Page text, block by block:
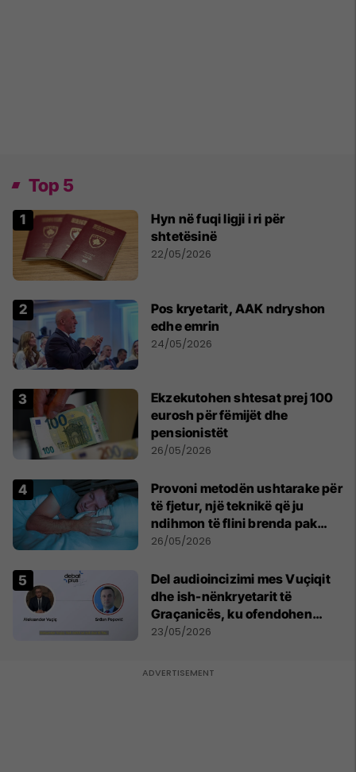
Top 5
Hyn në fuqi ligji i ri për
shtetësinë
22/05/2026
Pos kryetarit, AAK ndryshon
edhe emrin
24/05/2026
Ekzekutohen shtesat prej 100
eurosh për fëmijët dhe
pensionistët
26/05/2026
Provoni metodën ushtarake për
të fjetur, një teknikë që ju
ndihmon të flini brenda pak
minutash
26/05/2026
Del audioincizimi mes Vuçiqit
dhe ish-nënkryetarit të
Graçanicës, ku ofendohen
krerë të Kishës Ortodokse
23/05/2026